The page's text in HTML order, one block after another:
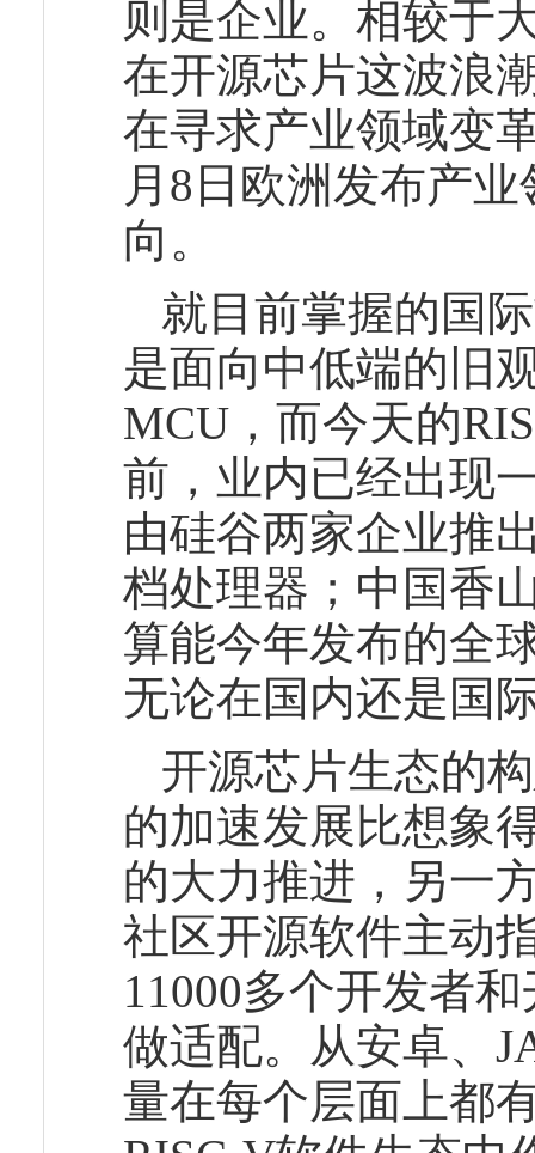
则是企业。相较于
在开源芯片这波浪
在寻求产业领域变
月8日欧洲发布产
向。
就目前掌握的国
是面向中低端的旧
MCU，而今天的
前，业内已经出现
由硅谷两家企业推
档处理器；中国香
算能今年发布的全
无论在国内还是国
开源芯片生态的
的加速发展比想象
的大力推进，另一
社区开源软件主动
11000多个开发者
做适配。从安卓、
量在每个层面上都